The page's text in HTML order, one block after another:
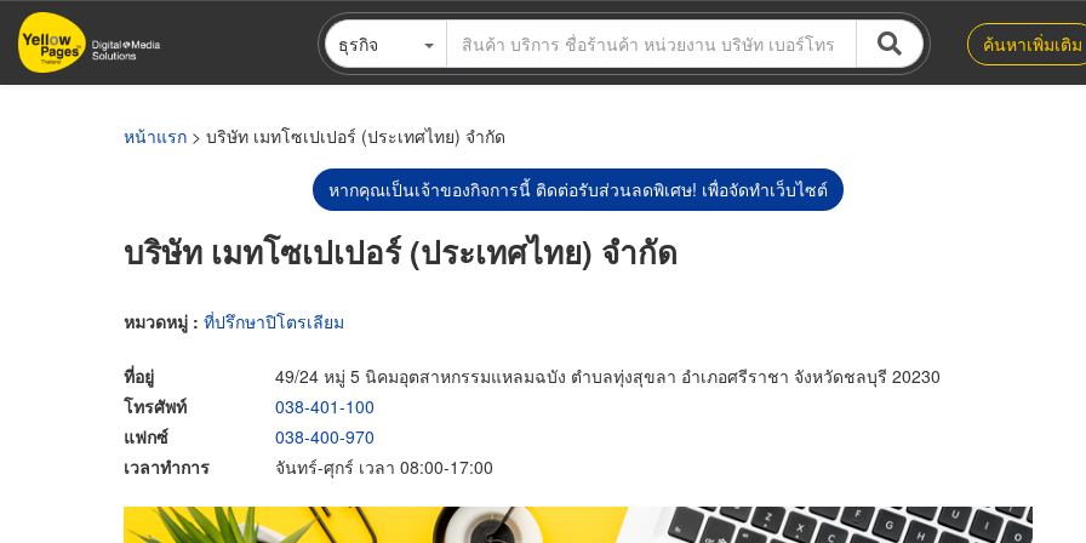
ข้าม
ไป
ธุรกิจ ค้นหาเพิ่มเติม
หน้าแรก > บริษัท เมทโซเปเปอร์ (ประเทศไทย) จำกัด
หากคุณเป็นเจ้าของกิจการนี้ ติดต่อรับส่วนลดพิเศษ! เพื่อจัดทำเว็บไซต์
บริษัท เมทโซเปเปอร์ (ประเทศไทย) จำกัด
หมวดหมู่ : ที่ปรึกษาปิโตรเลียม
ที่อยู่
49/24 หมู่ 5 นิคมอุตสาหกรรมแหลมฉบัง ตำบลทุ่งสุขลา อำเภอศรีราชา จังหวัดชลบุรี 20230
โทรศัพท์
038-401-100
แฟกซ์
038-400-970
เวลาทำการ
จันทร์-ศุกร์ เวลา 08:00-17:00